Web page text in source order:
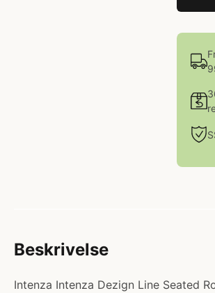
Beskrivelse
Intenza Intenza Dezign Line Seated